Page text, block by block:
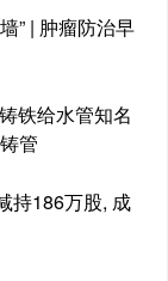
” | 肿瘤防治早
铁给水管知名
管
持186万股, 成